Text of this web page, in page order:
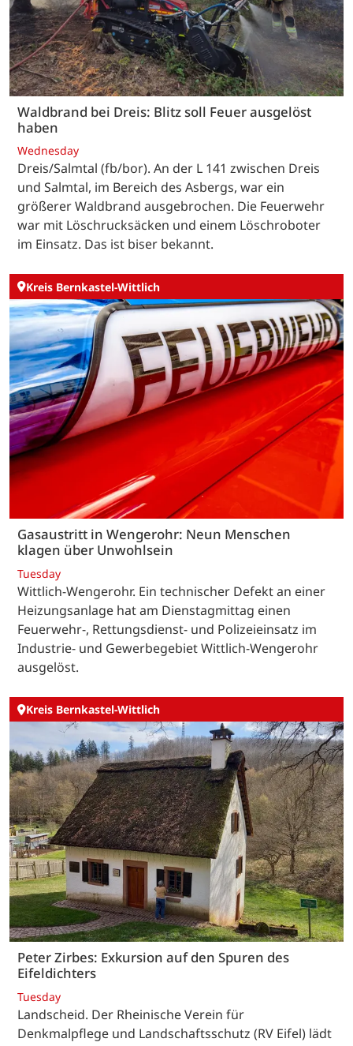
Waldbrand bei Dreis: Blitz soll Feuer ausgelöst
haben
Wednesday
Dreis/Salmtal (fb/bor). An der L 141 zwischen Dreis
und Salmtal, im Bereich des Asbergs, war ein
größerer Waldbrand ausgebrochen. Die Feuerwehr
war mit Löschrucksäcken und einem Löschroboter
im Einsatz. Das ist biser bekannt.
Kreis Bernkastel-Wittlich
Gasaustritt in Wengerohr: Neun Menschen
klagen über Unwohlsein
Tuesday
Wittlich-Wengerohr. Ein technischer Defekt an einer
Heizungsanlage hat am Dienstagmittag einen
Feuerwehr-, Rettungsdienst- und Polizeieinsatz im
Industrie- und Gewerbegebiet Wittlich-Wengerohr
ausgelöst.
Kreis Bernkastel-Wittlich
Peter Zirbes: Exkursion auf den Spuren des
Eifeldichters
Tuesday
Landscheid. Der Rheinische Verein für
Denkmalpflege und Landschaftsschutz (RV Eifel) lädt